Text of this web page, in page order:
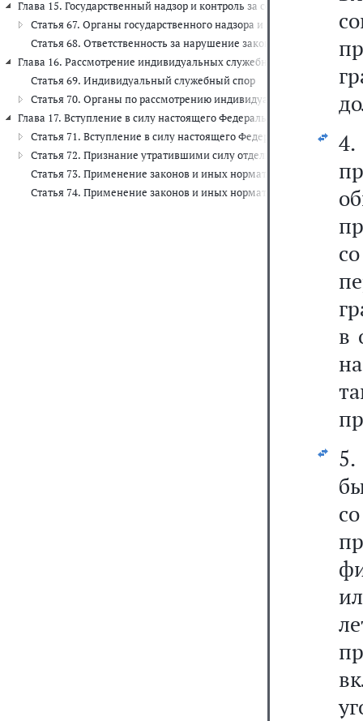
Глава 15. Государственный надзор и контроль за соблюдением
Статья 67. Органы государственного надзора и контроля за
Статья 68. Ответственность за нарушение законодательства
Глава 16. Рассмотрение индивидуальных служебных споров (ст.ст.
Статья 69. Индивидуальный служебный спор
Статья 70. Органы по рассмотрению индивидуальных служебных
Глава 17. Вступление в силу настоящего Федерального закона (ст.ст.
Статья 71. Вступление в силу настоящего Федерального закона
Статья 72. Признание утратившими силу отдельных
Статья 73. Применение законов и иных нормативных правовых
Статья 74. Применение законов и иных нормативных правовых
в